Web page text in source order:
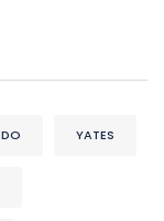
YATES